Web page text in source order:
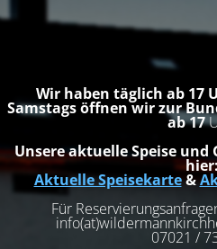
Wir haben täglich ab 17
Samstags öffnen wir zur
ab 17
Unsere aktuelle Speise und
Aktuelle Speisekarte&
Für
07021 /